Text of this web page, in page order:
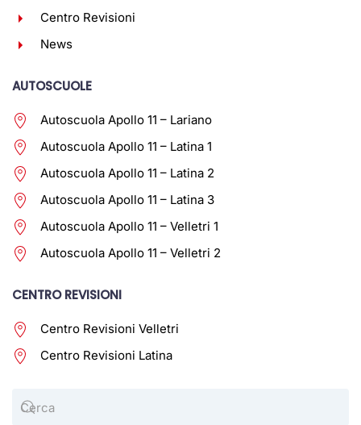
Centro Revisioni
News
AUTOSCUOLE
Autoscuola Apollo 11 – Lariano
Autoscuola Apollo 11 – Latina 1
Autoscuola Apollo 11 – Latina 2
Autoscuola Apollo 11 – Latina 3
Autoscuola Apollo 11 – Velletri 1
Autoscuola Apollo 11 – Velletri 2
CENTRO REVISIONI
Centro Revisioni Velletri
Centro Revisioni Latina